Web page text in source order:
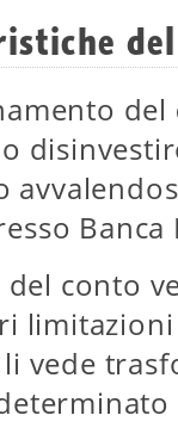
del
Banca
conto
vede